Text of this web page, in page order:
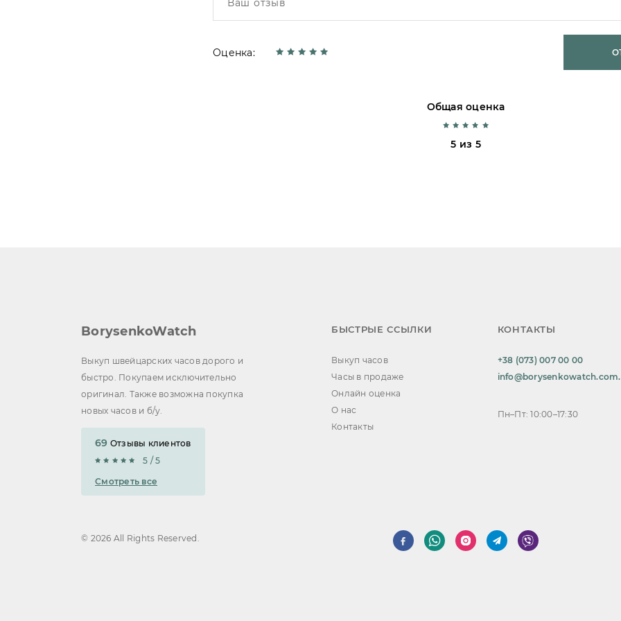
Оценка:
Общая оценка
5 из 5
BorysenkoWatch
Выкуп швейцарских часов дорого и
быстро. Покупаем исключительно
оригинал. Также возможна покупка
новых часов и б/у.
69 Отзывы клиентов
5 / 5
Смотреть все
БЫСТРЫЕ ССЫЛКИ
Выкуп часов
Часы в продаже
Онлайн оценка
О нас
Контакты
КОНТАКТЫ
+38 (073) 007 00 00
Пн–Пт: 10:00–17:30
© 2026 All Rights Reserved.